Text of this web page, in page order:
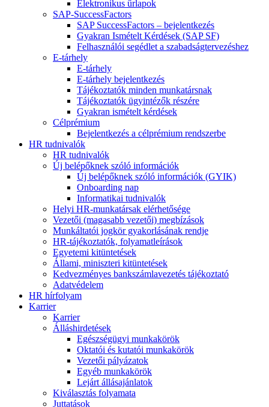
Elektronikus űrlapok
SAP-SuccessFactors
SAP SuccessFactors – bejelentkezés
Gyakran Ismételt Kérdések (SAP SF)
Felhasználói segédlet a szabadságtervezéshez
E-tárhely
E-tárhely
E-tárhely bejelentkezés
Tájékoztatók minden munkatársnak
Tájékoztatók ügyintézők részére
Gyakran ismételt kérdések
Célprémium
Bejelentkezés a célprémium rendszerbe
HR tudnivalók
HR tudnivalók
Új belépőknek szóló információk
Új belépőknek szóló információk (GYIK)
Onboarding nap
Informatikai tudnivalók
Helyi HR-munkatársak elérhetősége
Vezetői (magasabb vezetői) megbízások
Munkáltatói jogkör gyakorlásának rendje
HR-tájékoztatók, folyamatleírások
Egyetemi kitüntetések
Állami, miniszteri kitüntetések
Kedvezményes bankszámlavezetés tájékoztató
Adatvédelem
HR hírfolyam
Karrier
Karrier
Álláshirdetések
Egészségügyi munkakörök
Oktatói és kutatói munkakörök
Vezetői pályázatok
Egyéb munkakörök
Lejárt állásajánlatok
Kiválasztás folyamata
Juttatások